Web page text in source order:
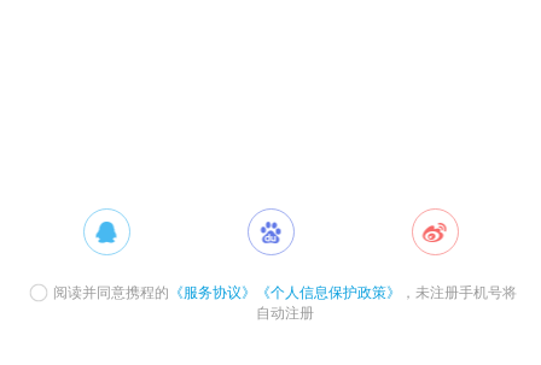
阅读并同意携程的 《服务协议》 《个人信息保护政策》
，未注册手机号将
自动注册